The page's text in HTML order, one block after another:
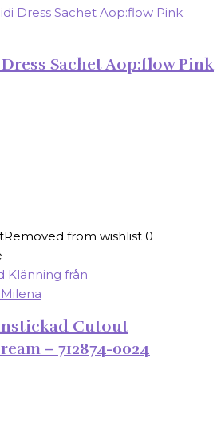
Sachet Aop:flow Pink
Removed from wishlist 0
Cutout
– 712874-0024